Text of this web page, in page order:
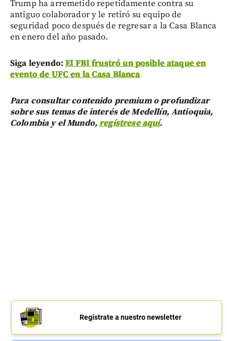
Trump ha arremetido repetidamente contra su
antiguo colaborador y le retiró su equipo de
seguridad poco después de regresar a la Casa Blanca
en enero del año pasado.
Siga leyendo:El FBI frustró un posible ataque en
evento de UFC en la Casa Blanca
Para consultar contenido premium o profundizar
sobre sus temas de interés de Medellín, Antioquia,
Colombia y el Mundo,regístrese aquí.
Regístrate a nuestro newsletter